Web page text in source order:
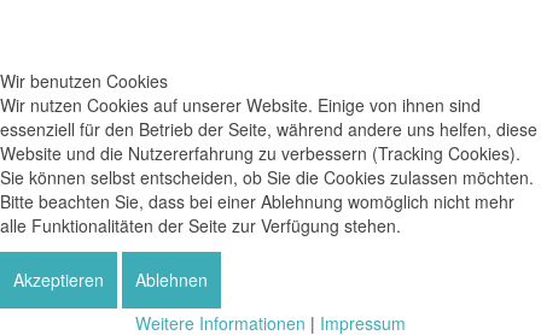
Wir benutzen Cookies
Wir nutzen Cookies auf unserer Website. Einige von ihnen sind
essenziell für den Betrieb der Seite, während andere uns helfen, diese
Website und die Nutzererfahrung zu verbessern (Tracking Cookies).
Sie können selbst entscheiden, ob Sie die Cookies zulassen möchten.
Bitte beachten Sie, dass bei einer Ablehnung womöglich nicht mehr
alle Funktionalitäten der Seite zur Verfügung stehen.
Akzeptieren
Ablehnen
Weitere Informationen | Impressum